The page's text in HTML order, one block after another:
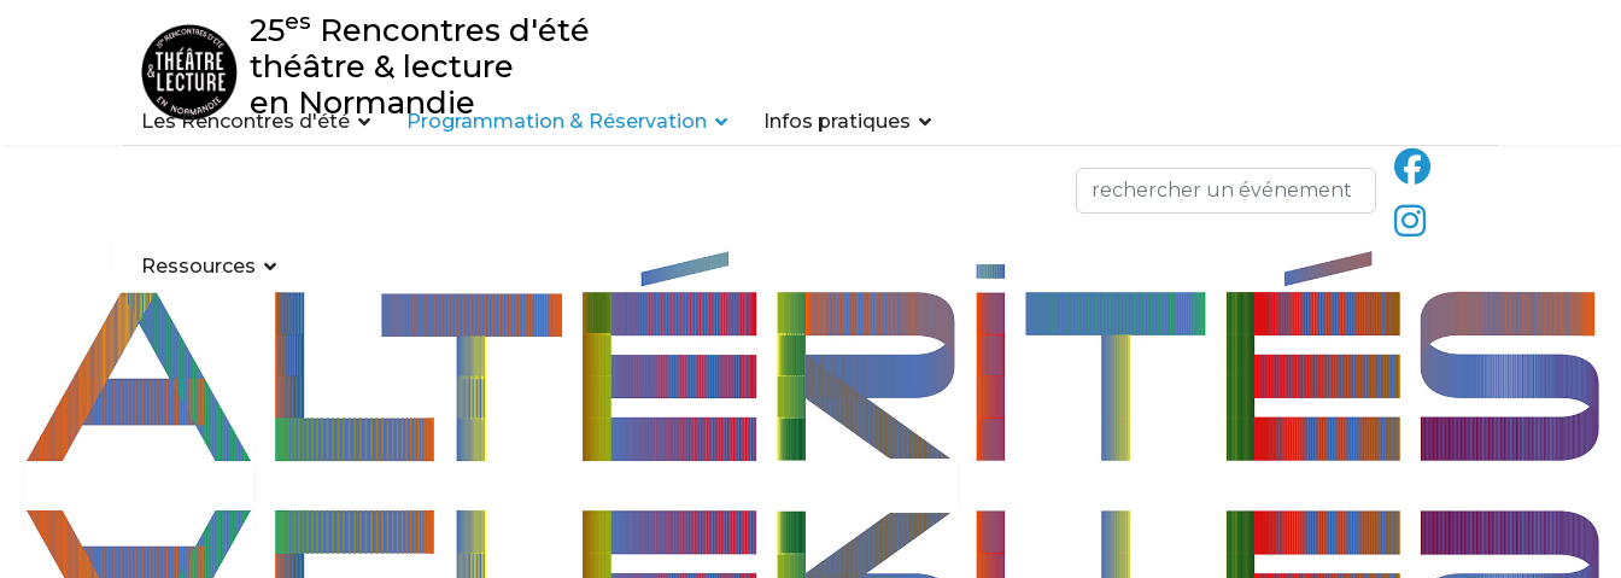
25es Rencontres d'été
théâtre & lecture
en Normandie
Les Rencontres d'été Programmation & Réservation Infos pratiques
Ressources